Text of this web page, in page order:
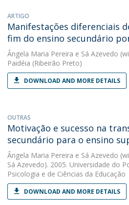
ARTIGO
Manifestações diferenciais
fim do ensino secundário
Ângela Maria Pereira e Sá Azevedo
Paidéia (Ribeirão Preto)
DOWNLOAD AND MORE DETAILS
OUTRAS
Motivação e sucesso na
secundário para o ensino
Ângela Maria Pereira e Sá Azevedo
Sá Azevedo). 2005. Universidade do
Psicologia e de Ciências da Educação
DOWNLOAD AND MORE DETAILS